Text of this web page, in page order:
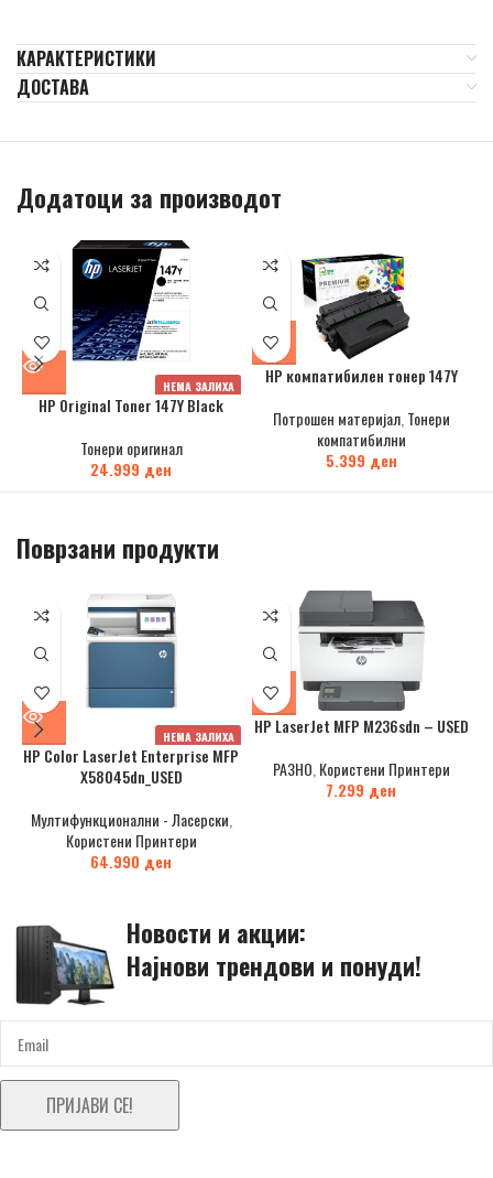
КАРАКТЕРИСТИКИ
ДОСТАВА
Додатоци за производот
НЕМА ЗАЛИХА
HP Original Toner 147Y Black
Тонери оригинал
24.999 ден
HP компатибилен тонер 147Y
Потрошен материјал, Тонери
компатибилни
5.399 ден
Поврзани продукти
НЕМА ЗАЛИХА
HP Color LaserJet Enterprise MFP
X58045dn_USED
Мултифункционални - Ласерски
Користени Принтери
64.990 ден
HP LaserJet MFP M236sdn – USED
РАЗНО Користени Принтери
7.299 ден
Новости и акции:
Најнови трендови и понуди!
ПРИЈАВИ СЕ!